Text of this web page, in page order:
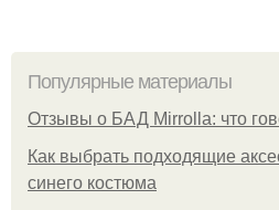
Популярные материалы
Отзывы о БАД Mirrolla: что
Как выбрать подходящие
синего костюма